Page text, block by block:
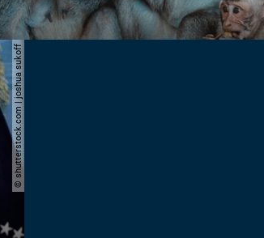
© shutterstock.com | joshua sukoff